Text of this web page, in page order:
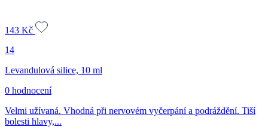
143 Kč
14
Levandulová silice, 10 ml
0 hodnocení
Velmi užívaná. Vhodná při nervovém vyčerpání a podráždění. Tiší
bolesti hlavy,...